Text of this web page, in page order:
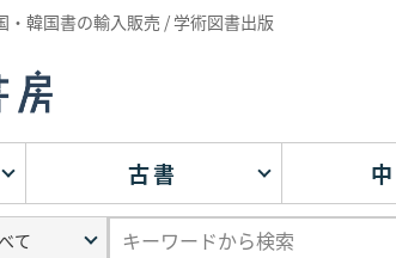
・韓国書の輸入販売 / 学術図書出版
古書